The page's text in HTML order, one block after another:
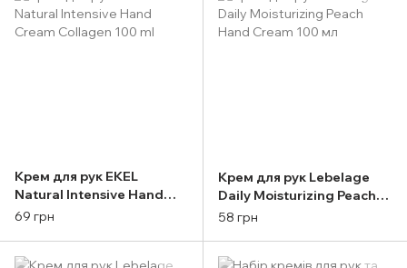
Крем для рук EKEL
Natural Intensive Hand
Cream Collagen 100 ml
69 грн
Крем для рук Lebelage
Daily Moisturizing Peach
Hand Cream 100 мл
58 грн